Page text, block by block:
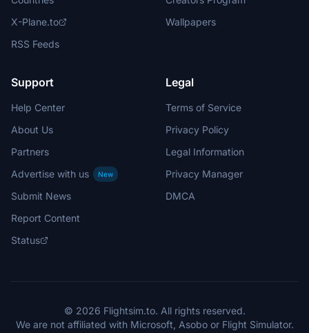
X-Plane.to
RSS Feeds
Wallpapers
Support
Help Center
About Us
Partners
Advertise with us
New
Submit News
Report Content
Status
Legal
Terms of Service
Privacy Policy
Legal Information
Privacy Manager
DMCA
© 2026 Flightsim.to. All rights reserved.
We are not affiliated with Microsoft, Asobo or Flight Simulator.